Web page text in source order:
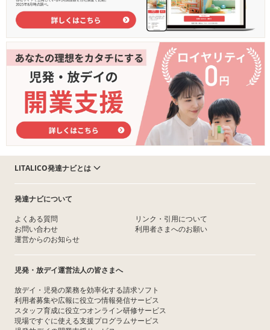
LITALICO発達ナビとは
発達ナビについて
よくある質問
お問い合わせ
運営からのお知らせ
リンク・引用について
利用者さまへのお願い
児発・放デイ運営法人の皆さまへ
放デイ・児発の業務を効率化する請求ソフト
利用者募集や広報に役立つ情報発信サービス
スタッフ育成に役立つオンライン研修サービス
現場ですぐに使える支援プログラムサービス